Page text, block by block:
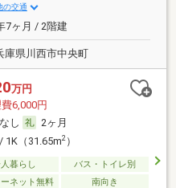
の交通
7ヶ月 / 2階建
庫県川西市中央町
万円
6,000円
なし
2ヶ月
1K（31.65m2）
暮らし
バス・トイレ別
ネット無料 南向き